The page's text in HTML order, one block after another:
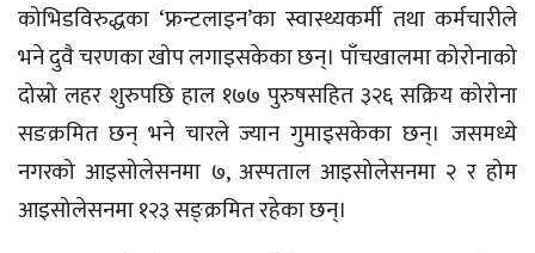
कोभिडविरुद्धका ‘फ्रन्टलाइन’का स्वास्थ्यकर्मी तथा कर्मचारीले
भने दुवै चरणका खोप लगाइसकेका छन्। पाँचखालमा कोरोनाको
दोस्रो लहर शुरुपछि हाल १७७ पुरुषसहित ३२६ सक्रिय कोरोना
सङक्रमित छन् भने चारले ज्यान गुमाइसकेका छन्। जसमध्ये
नगरको आइसोलेसनमा ७, अस्पताल आइसोलेसनमा २ र होम
आइसोलेसनमा १२३ सङ्क्रमित रहेका छन्।